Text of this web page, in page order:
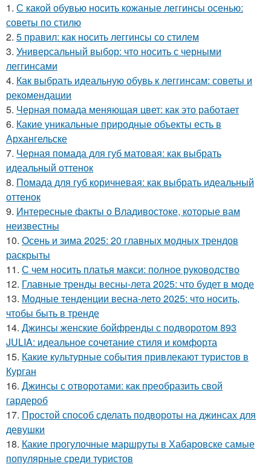
1. С какой обувью носить кожаные леггинсы осенью:
советы по стилю
2. 5 правил: как носить леггинсы со стилем
3. Универсальный выбор: что носить с черными
леггинсами
4. Как выбрать идеальную обувь к леггинсам: советы и
рекомендации
5. Черная помада меняющая цвет: как это работает
6. Какие уникальные природные объекты есть в
Архангельске
7. Черная помада для губ матовая: как выбрать
идеальный оттенок
8. Помада для губ коричневая: как выбрать идеальный
оттенок
9. Интересные факты о Владивостоке, которые вам
неизвестны
10. Осень и зима 2025: 20 главных модных трендов
раскрыты
11. С чем носить платья макси: полное руководство
12. Главные тренды весны-лета 2025: что будет в моде
13. Модные тенденции весна-лето 2025: что носить,
чтобы быть в тренде
14. Джинсы женские бойфренды с подворотом 893
JULIA: идеальное сочетание стиля и комфорта
15. Какие культурные события привлекают туристов в
Курган
16. Джинсы с отворотами: как преобразить свой
гардероб
17. Простой способ сделать подвороты на джинсах для
девушки
18. Какие прогулочные маршруты в Хабаровске самые
популярные среди туристов